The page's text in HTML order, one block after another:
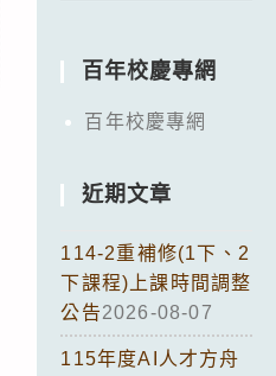
百年校慶專網
百年校慶專網
近期文章
114-2重補修(1下、2
下課程)上課時間調整
公告2026-08-07
115年度AI人才方舟